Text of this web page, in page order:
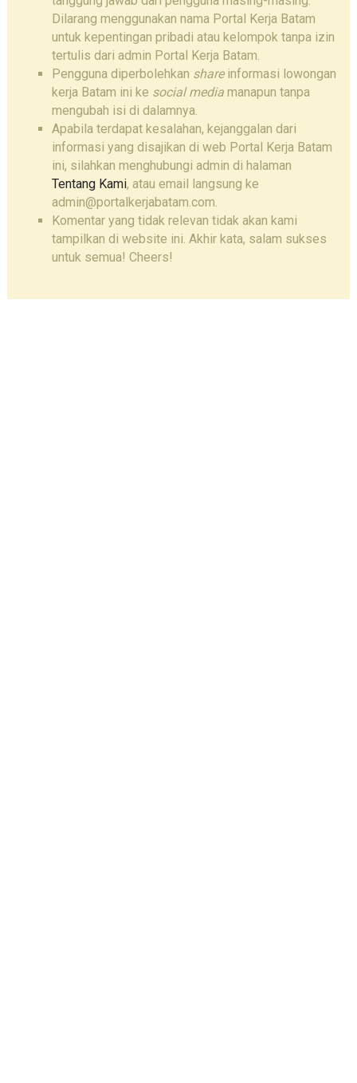
Dilarang menggunakan nama Portal Kerja Batam
untuk kepentingan pribadi atau kelompok tanpa izin
tertulis dari admin Portal Kerja Batam.
Pengguna diperbolehkan shareinformasi lowongan
kerja Batam ini ke social mediamanapun tanpa
mengubah isi di dalamnya.
Apabila terdapat kesalahan, kejanggalan dari
informasi yang disajikan di web Portal Kerja Batam
ini, silahkan menghubungi admin di halaman
Tentang Kami, atau email langsung ke
admin@portalkerjabatam.com.
Komentar yang tidak relevan tidak akan kami
tampilkan di website ini. Akhir kata, salam sukses
untuk semua! Cheers!